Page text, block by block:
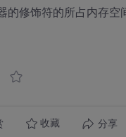
的修饰符的所占内存
收藏 分享